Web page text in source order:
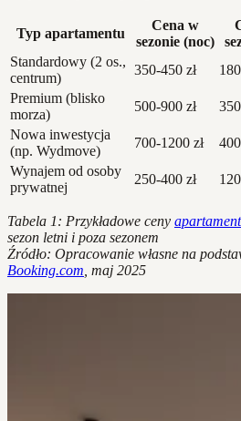
Typ apartamentu
Cena w
sezonie (noc)
Standardowy (2 os.,
centrum)
350-450 zł
Premium (blisko
morza)
500-900 zł
Nowa inwestycja
(np. Wydmove)
700-1200 zł
Wynajem od osoby
prywatnej
250-400 zł
Tabela 1: Przykładowe ceny apartament
sezon letni i poza sezonem
Źródło: Opracowanie własne na
Booking.com , maj 2025